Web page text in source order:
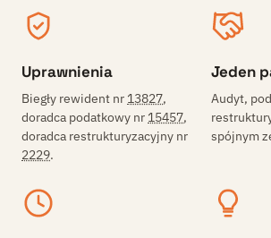
Uprawnienia
Biegły rewident nr 13827,
doradca podatkowy nr 15457,
doradca restrukturyzacyjny nr
2229.
Jeden
Audyt,
spójnym